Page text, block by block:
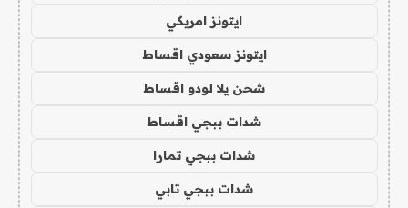
ايتونز امريكي
ايتونز سعودي اقساط
شحن يلا لودو اقساط
شدات ببجي اقساط
شدات ببجي تمارا
شدات ببجي تابي